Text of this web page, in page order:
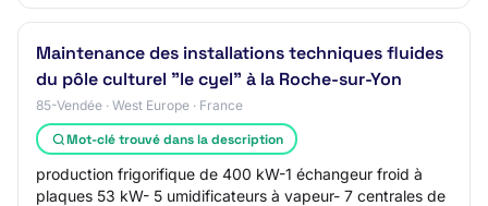
Maintenance des installations techniques fluides
du pôle culturel "le cyel" à la Roche-sur-Yon
85-Vendée · West Europe · France
Mot-clé trouvé dans la description
production frigorifique de 400 kW-1 échangeur froid à
plaques 53 kW- 5 umidificateurs à vapeur- 7 centrales de